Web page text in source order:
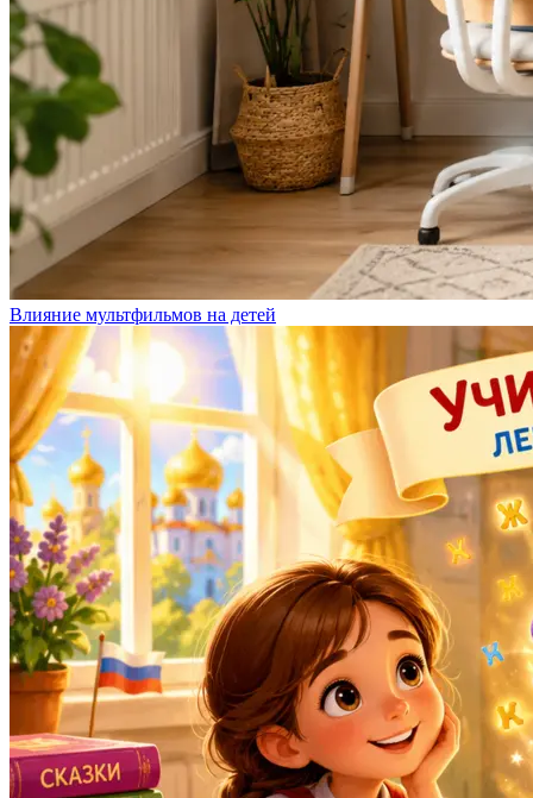
Влияние мультфильмов на детей